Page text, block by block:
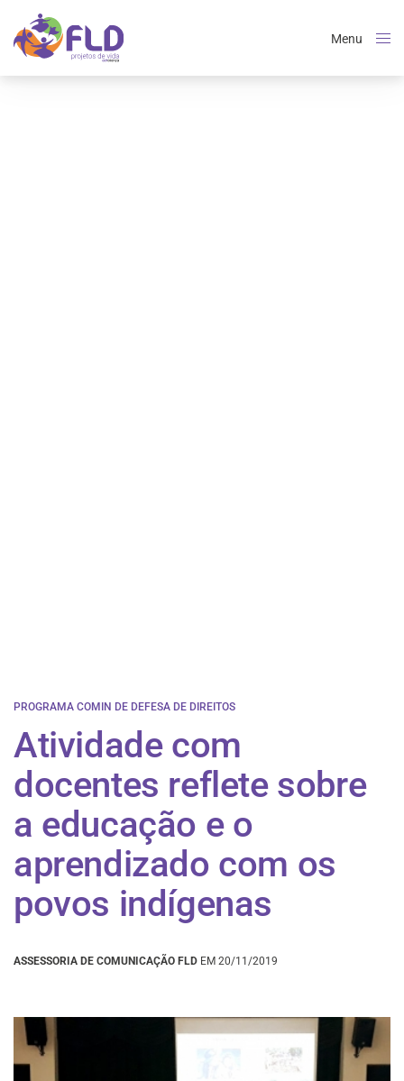
Menu
PROGRAMA COMIN DE DEFESA DE DIREITOS
Atividade com
docentes reflete sobre
a educação e o
aprendizado com os
povos indígenas
ASSESSORIA DE COMUNICAÇÃO FLD EM 20/11/2019